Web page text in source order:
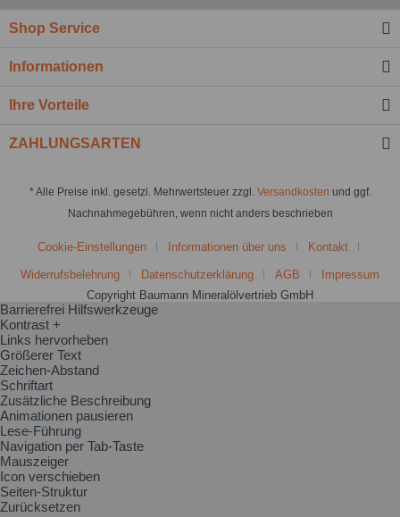
Shop Service
Informationen
Ihre Vorteile
ZAHLUNGSARTEN
* Alle Preise inkl. gesetzl. Mehrwertsteuer zzgl. Versandkosten und ggf.
Nachnahmegebühren, wenn nicht anders beschrieben
Cookie-Einstellungen Informationen über uns Kontakt
Widerrufsbelehrung Datenschutzerklärung AGB
Impressum
Copyright Baumann Mineralölvertrieb GmbH
Barrierefrei Hilfswerkzeuge
Kontrast +
Links hervorheben
Größerer Text
Zeichen-Abstand
Schriftart
Zusätzliche Beschreibung
Animationen pausieren
Lese-Führung
Navigation per Tab-Taste
Mauszeiger
Icon verschieben
Seiten-Struktur
Zurücksetzen